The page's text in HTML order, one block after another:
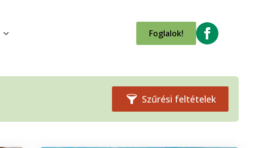
Foglalok!
Szűrési feltételek